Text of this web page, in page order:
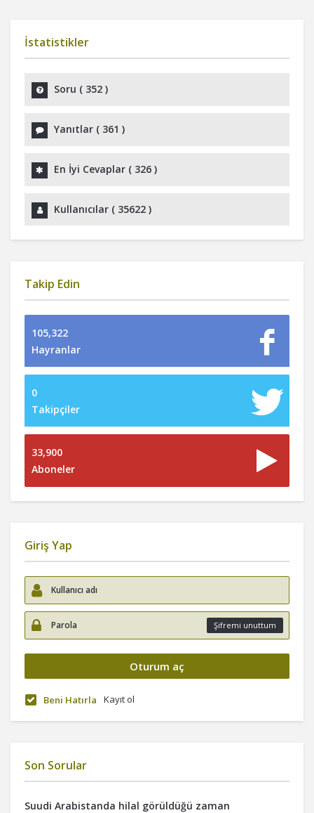
İstatistikler
Soru ( 352 )
Yanıtlar ( 361 )
En İyi Cevaplar ( 326 )
Kullanıcılar ( 35622 )
Takip Edin
105,322
Hayranlar
0
Takipçiler
33,900
Aboneler
Giriş Yap
Şifremi unuttum
Beni Hatırla Kayıt ol
Son Sorular
Suudi Arabistanda hilal görüldüğü zaman